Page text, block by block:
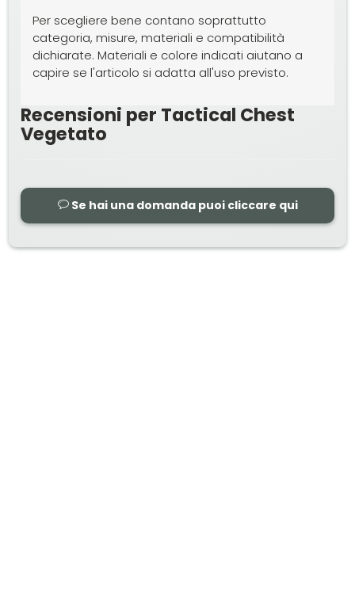
Per scegliere bene contano soprattutto
categoria, misure, materiali e compatibilità
dichiarate. Materiali e colore indicati aiutano a
capire se l'articolo si adatta all'uso previsto.
Recensioni per Tactical Chest
Vegetato
Se hai una domanda puoi cliccare qui